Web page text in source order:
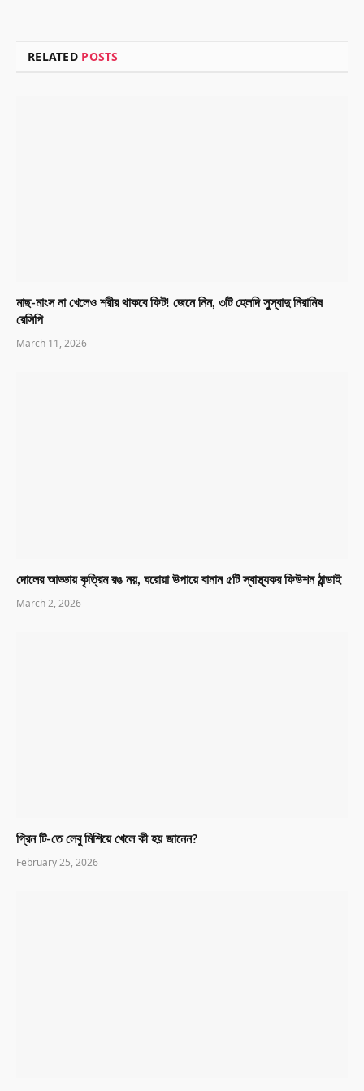
RELATED POSTS
মাছ-মাংস না খেলেও শরীর থাকবে ফিট! জেনে নিন, ৩টি হেলদি সুস্বাদু নিরামিষ
রেসিপি
March 11, 2026
দোলের আড্ডায় কৃত্রিম রঙ নয়, ঘরোয়া উপায়ে বানান ৫টি স্বাস্থ্যকর ফিউশন ঠান্ডাই
March 2, 2026
গ্রিন টি-তে লেবু মিশিয়ে খেলে কী হয় জানেন?
February 25, 2026